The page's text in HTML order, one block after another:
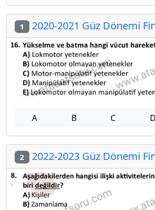
1 2020-2021 Güz Dönemi
A B C D
2 2022-2023 Güz Dönemi